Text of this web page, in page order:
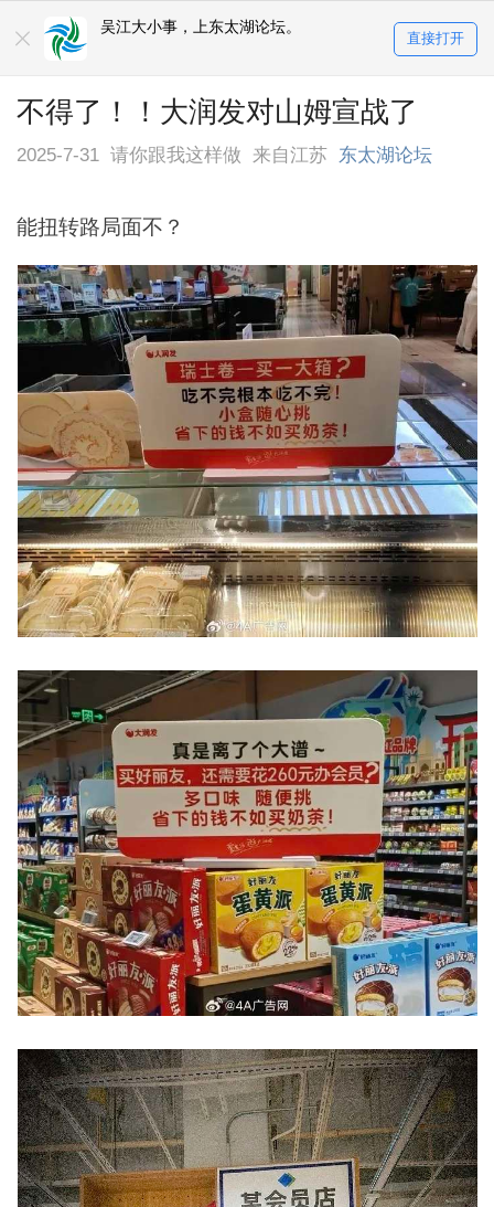
吴江大小事，上东太湖论坛。
直接打开
不得了！！大润发对山姆宣战了
2025-7-31 请你跟我这样做 来自江苏 东太湖论坛
能扭转路局面不？